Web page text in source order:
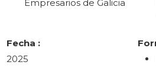
Empresarios de Galicia
Fecha :
2025